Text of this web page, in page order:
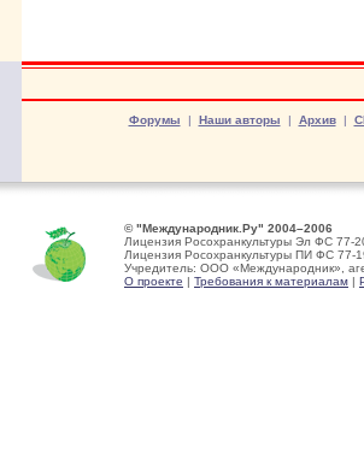
Форумы | Наши авторы | Архив|
© "Международник.Ру" 2004–2006
Лицензия Росохранкультуры Эл ФС 77-
Лицензия Росохранкультуры ПИ ФС 77-
Учредитель: ООО «Международник»,
О проекте | Требования к материалам |